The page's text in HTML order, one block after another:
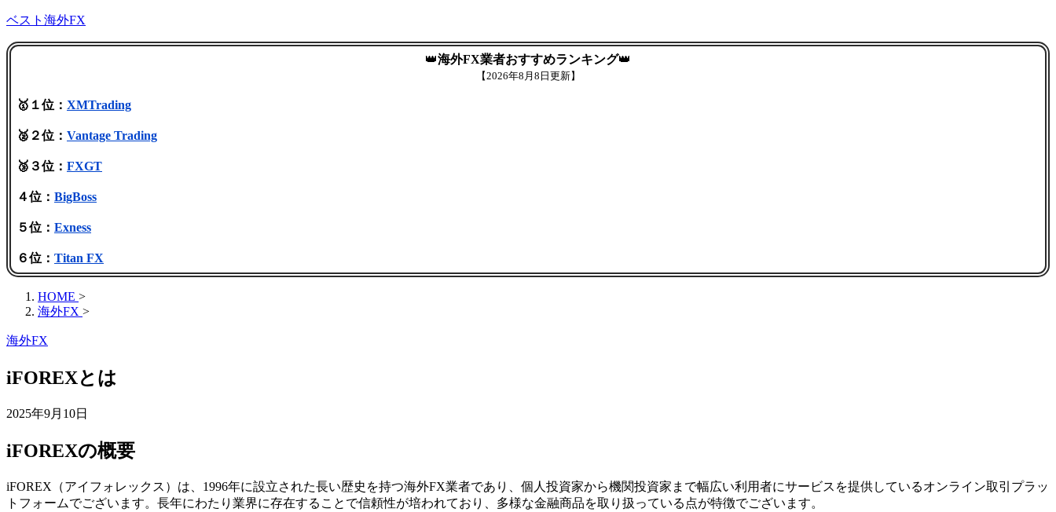
ベスト海外FX
👑海外FX業者おすすめランキング👑
【2026年8月8日更新】
🥇１位： XMTrading
🥈２位： Vantage Trading
🥉３位： FXGT
４位： BigBoss
５位： Exness
６位： Titan FX
HOME >
海外FX >
海外FX
iFOREXとは
2025年9月10日
iFOREXの概要
iFOREX（アイフォレックス）は、1996年に設立された長い歴史を持つ海外FX業者であり、個人投資家から機関投資家まで幅広い利用者にサービスを提供しているオンライン取引プラッ
トフォームでございます。長年にわたり業界に存在することで信頼性が培われており、多様な金融商品を取り扱っている点が特徴でございます。